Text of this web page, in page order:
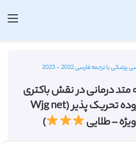
با ترجمه فارسی 2022 - 2023
متد درمانی در نقش باکتری
روده در سندرم روده تحریک پذیر (Wjg net
)